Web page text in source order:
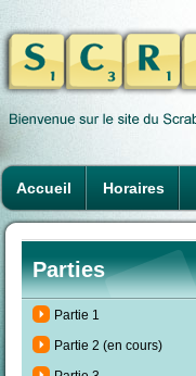
Accueil Horaires
Parties
Partie 1
Partie 2 (en cours)